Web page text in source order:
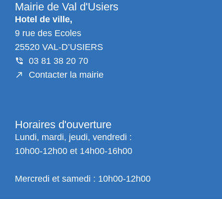
Mairie de Val d'Usiers
Hotel de ville,
9 rue des Ecoles
25520 VAL-D’USIERS
03 81 38 20 70
Contacter la mairie
Horaires d'ouverture
Lundi, mardi, jeudi, vendredi :
10h00-12h00 et 14h00-16h00
Mercredi et samedi : 10h00-12h00